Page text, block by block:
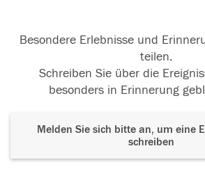
Besondere Erlebnisse und
teilen.
Schreiben Sie über die
besonders in Erinnerung
Melden Sie sich bitte an, um eine
schreiben